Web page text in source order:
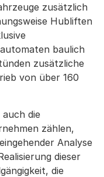
zusätzlich
Hubliften
baulich
zusätzliche
von über 160
die
zählen,
Analyse
dieser
die